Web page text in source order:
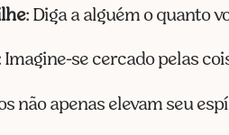
: Diga a alguém o quanto
Imagine-se cercado pelas
não apenas elevam seu